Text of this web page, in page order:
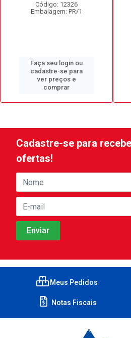
Código: 12326
Embalagem: PR/1
Faça seu login ou
cadastre-se para
ver preços e
comprar
Cadastre-se para
ofertas!
Meus Pedidos
Notas Fiscais